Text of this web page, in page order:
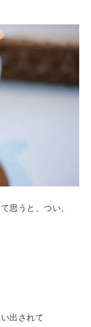
思うと、つい、
出されて